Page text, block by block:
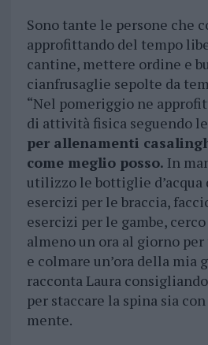
Sono tante le persone che
approfittando del tempo
cantine, mettere ordine e
cianfrusaglie sepolte da
“Nel pomeriggio ne
di attività fisica seguendo
per allenamenti
come meglio posso. In
utilizzo le bottiglie
esercizi per le braccia,
esercizi per le gambe,
almeno un ora al giorno
e colmare un’ora della mia
racconta Laura
per staccare la spina sia
mente.